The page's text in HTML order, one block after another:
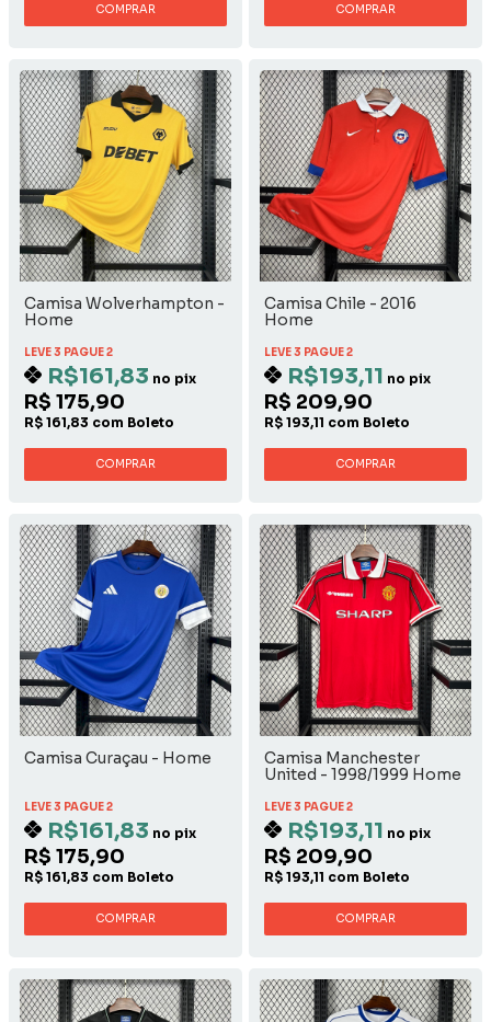
COMPRAR COMPRAR
Camisa Wolverhampton -
Home
LEVE 3 PAGUE 2
R$161,83 no pix
R$ 175,90
R$ 161,83 com Boleto
COMPRAR
Camisa Chile - 2016
Home
LEVE 3 PAGUE 2
R$193,11 no pix
R$ 209,90
R$ 193,11 com Boleto
COMPRAR
Camisa Curaçau - Home
LEVE 3 PAGUE 2
R$161,83 no pix
R$ 175,90
R$ 161,83 com Boleto
COMPRAR
Camisa Manchester
United - 1998/1999 Home
LEVE 3 PAGUE 2
R$193,11 no pix
R$ 209,90
R$ 193,11 com Boleto
COMPRAR